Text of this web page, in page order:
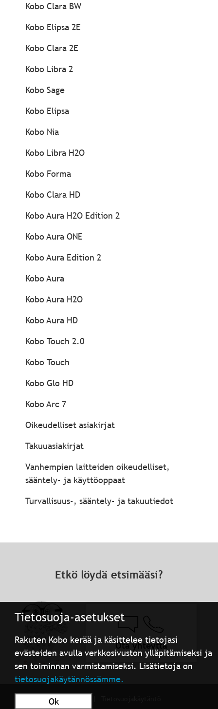
Tietosuoja-asetukset
Rakuten Kobo kerää ja käsittelee tietojasi
evästeiden avulla verkkosivuston ylläpitämiseksi ja
sen toiminnan varmistamiseksi. Lisätietoja on
tietosuojakäytännössämme.
Ok
Kobo Clara BW
Kobo Elipsa 2E
Kobo Clara 2E
Kobo Libra 2
Kobo Sage
Kobo Elipsa
Kobo Nia
Kobo Libra H2O
Kobo Forma
Kobo Clara HD
Kobo Aura H2O Edition 2
Kobo Aura ONE
Kobo Aura Edition 2
Kobo Aura
Kobo Aura H2O
Kobo Aura HD
Kobo Touch 2.0
Kobo Touch
Kobo Glo HD
Kobo Arc 7
Oikeudelliset asiakirjat
Takuuasiakirjat
Vanhempien laitteiden oikeudelliset,
sääntely- ja käyttöoppaat
Turvallisuus-, sääntely- ja takuutiedot
Etkö löydä etsimääsi?
Ota yhteyttä
Käyttöehdot